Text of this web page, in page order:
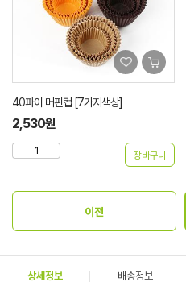
명품도시락 내피 시리즈 5가지 200개
72,000원
상세정보 배송정보